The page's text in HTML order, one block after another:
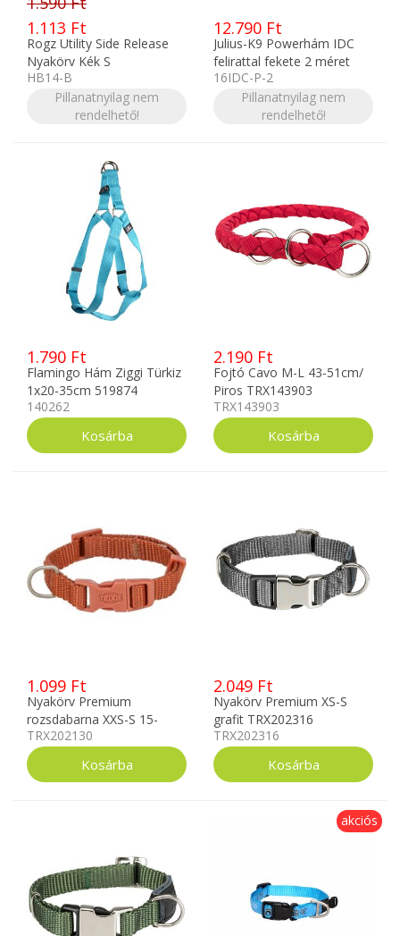
1.113 Ft
Rogz Utility Side Release
Nyakörv Kék S
HB14-B
Pillanatnyilag nem
rendelhető!
12.790 Ft
Julius-K9 Powerhám IDC
felirattal fekete 2 méret
16IDC-P-2
Pillanatnyilag nem
rendelhető!
1.790 Ft
Flamingo Hám Ziggi Türkiz
1x20-35cm 519874
140262
2.190 Ft
Fojtó Cavo M-L 43-51cm/
Piros TRX143903
TRX143903
1.099 Ft
Nyakörv Premium
rozsdabarna XXS-S 15-
25cm TRX202130
TRX202130
2.049 Ft
Nyakörv Premium XS-S
grafit TRX202316
TRX202316
akciós